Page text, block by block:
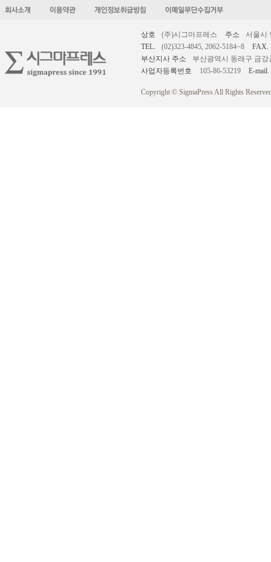
상호 (주)시그마프레스 주소
서울시
TEL.
(02)323-4845, 2062-5184~8
FAX.
부산지사 주소
부산광역시 동래구 금강
사업자등록번호
105-86-53219 E-mail.
Copyright © SigmaPress All Rights